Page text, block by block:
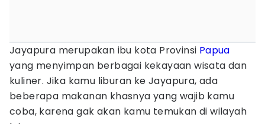
Jayapura merupakan ibu kota Provinsi Papua
yang menyimpan berbagai kekayaan wisata dan
kuliner. Jika kamu liburan ke Jayapura, ada
beberapa makanan khasnya yang wajib kamu
coba, karena gak akan kamu temukan di wilayah